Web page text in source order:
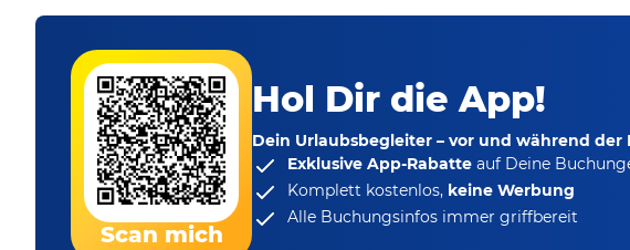
Scan mich
Hol Dir die App!
Dein Urlaubsbegleiter – vor und während der
Exklusive App-Rabatte auf Deine
Komplett kostenlos, keine Werbung
Alle Buchungsinfos immer griffbereit